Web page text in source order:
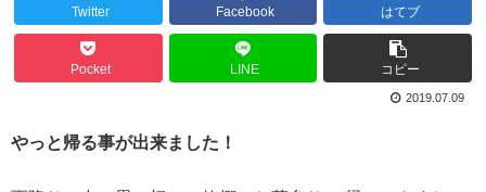
Twitter Facebook はてブ
Pocket LINE コピー
2019.07.09
やっと帰る事が出来ました！